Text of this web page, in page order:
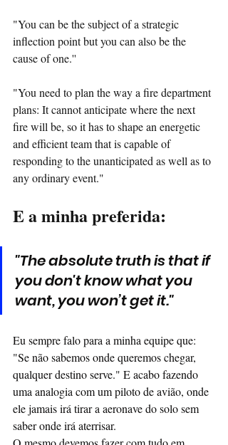
"You can be the subject of a strategic
inflection point but you can also be the
"You need to plan the way a fire department
plans: It cannot anticipate where the next
fire will be, so it has to shape an energetic
and efficient team that is capable of
responding to the unanticipated as well as to
any ordinary event."
E a minha preferida:
"The absolute truth is that if
you don't know what you
want, you won’t get it."
Eu sempre falo para a minha equipe que:
"Se não sabemos onde queremos chegar,
qualquer destino serve." E acabo fazendo
uma analogia com um piloto de avião, onde
ele jamais irá tirar a aeronave do solo sem
saber onde irá aterrisar.